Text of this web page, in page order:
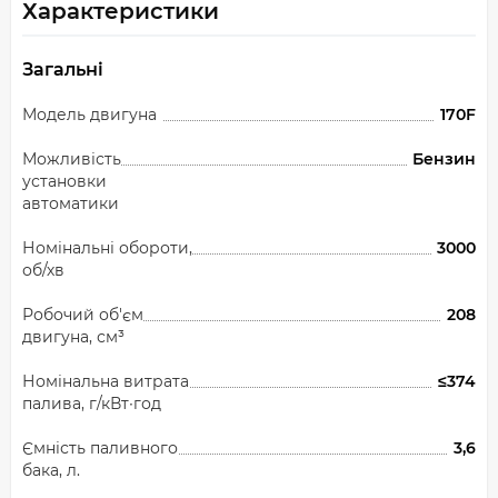
Характеристики
Загальні
Модель двигуна 170F
Можливість
установки
автоматики
Бензин
Номінальні обороти,
об/хв
3000
Робочий об'єм
двигуна, см³
208
Номінальна витрата
палива, г/кВт∙год
≤374
Ємність паливного
бака, л.
3,6